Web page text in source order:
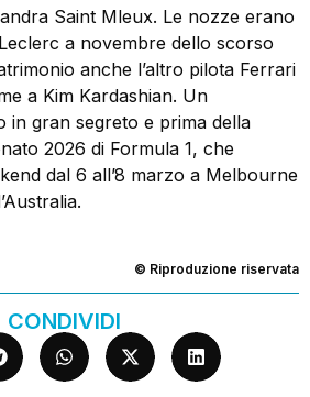
Saint Mleux. Le nozze erano
a novembre dello scorso
anche l’altro pilota Ferrari
a Kim Kardashian. Un
in gran segreto e prima della
2026 di Formula 1, che
dal 6 all’8 marzo a Melbourne
© Riproduzione riservata
CONDIVIDI